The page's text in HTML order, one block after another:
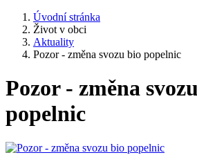
Úvodní stránka
Život v obci
Aktuality
Pozor - změna svozu bio popelnic
Pozor - změna
popelnic